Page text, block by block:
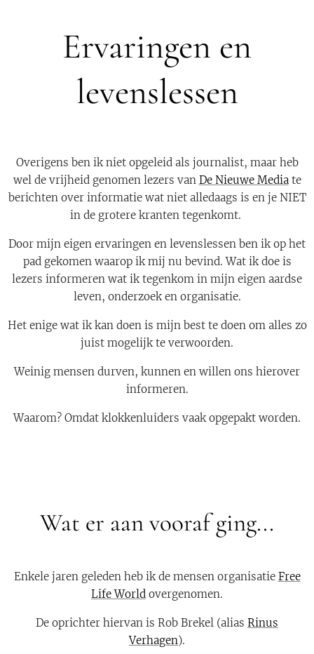
Ervaringen en
levenslessen
Overigens ben ik niet opgeleid als journalist, maar heb
wel de vrijheid genomen lezers van De Nieuwe Mediate
berichten over informatie wat niet alledaags is en je NIET
in de grotere kranten tegenkomt.
Door mijn eigen ervaringen en levenslessen ben ik op het
pad gekomen waarop ik mij nu bevind. Wat ik doe is
lezers informeren wat ik tegenkom in mijn eigen aardse
leven, onderzoek en organisatie.
Het enige wat ik kan doen is mijn best te doen om alles zo
juist mogelijk te verwoorden.
Weinig mensen durven, kunnen en willen ons hierover
informeren.
Waarom? Omdat klokkenluiders vaak opgepakt worden.
Wat er aan vooraf ging...
Enkele jaren geleden heb ik de mensen organisatie Free
Life World overgenomen.
De oprichter hiervan is Rob Brekel (alias Rinus
Verhagen).